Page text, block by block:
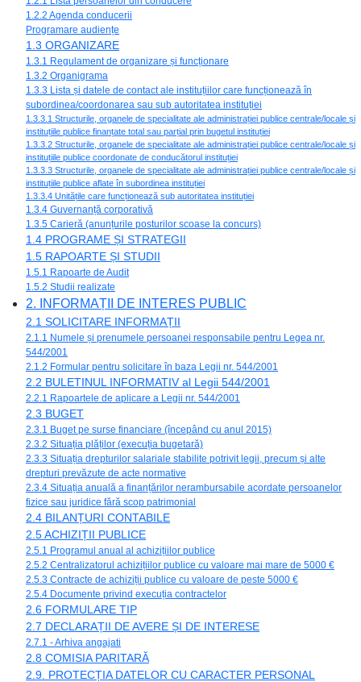
1.2.2 Agenda conducerii
Programare audiențe
1.3 ORGANIZARE
1.3.1 Regulament de organizare și funcționare
1.3.2 Organigrama
1.3.3 Lista și datele de contact ale instituțiilor care funcționează în
subordinea/coordonarea sau sub autoritatea instituției
1.3.3.1 Structurile, organele de specialitate ale administrației publice centrale/locale și
instituțiile publice finanțate total sau parțial prin bugetul instituției
1.3.3.2 Structurile, organele de specialitate ale administrației publice centrale/locale și
instituțiile publice coordonate de conducătorul instituției
1.3.3.3 Structurile, organele de specialitate ale administrației publice centrale/locale și
instituțiile publice aflate în subordinea instituției
1.3.3.4 Unitățile care funcționează sub autoritatea instituției
1.3.4 Guvernanță corporativă
1.3.5 Carieră (anunțurile posturilor scoase la concurs)
1.4 PROGRAME ȘI STRATEGII
1.5 RAPOARTE ȘI STUDII
1.5.1 Rapoarte de Audit
1.5.2 Studii realizate
2. INFORMAȚII DE INTERES PUBLIC
2.1 SOLICITARE INFORMAȚII
2.1.1 Numele și prenumele persoanei responsabile pentru Legea nr.
544/2001
2.1.2 Formular pentru solicitare în baza Legii nr. 544/2001
2.2 BULETINUL INFORMATIV al Legii 544/2001
2.2.1 Rapoartele de aplicare a Legii nr. 544/2001
2.3 BUGET
2.3.1 Buget pe surse financiare (începând cu anul 2015)
2.3.2 Situația plăților (execuția bugetară)
2.3.3 Situația drepturilor salariale stabilite potrivit legii, precum și alte
drepturi prevăzute de acte normative
2.3.4 Situația anuală a finanțărilor nerambursabile acordate persoanelor
fizice sau juridice fără scop patrimonial
2.4 BILANȚURI CONTABILE
2.5 ACHIZIȚII PUBLICE
2.5.1 Programul anual al achizițiilor publice
2.5.2 Centralizatorul achizițiilor publice cu valoare mai mare de 5000 €
2.5.3 Contracte de achiziții publice cu valoare de peste 5000 €
2.5.4 Documente privind execuția contractelor
2.6 FORMULARE TIP
2.7 DECLARAȚII DE AVERE ȘI DE INTERESE
2.7.1 - Arhiva angajati
2.8 COMISIA PARITARĂ
2.9. PROTECȚIA DATELOR CU CARACTER PERSONAL